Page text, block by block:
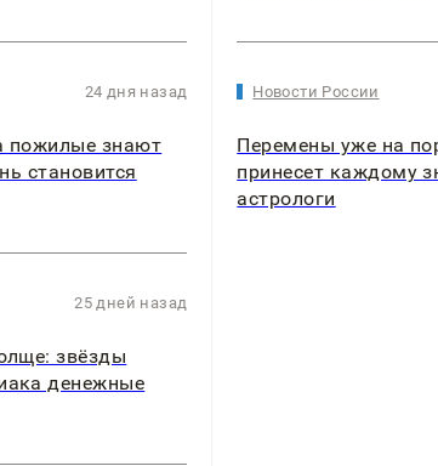
24 дня назад
пожилые знают
становится
25 дней назад
звёзды
денежные
Новости России
Перемены уже на
принесет каждому
астрологи